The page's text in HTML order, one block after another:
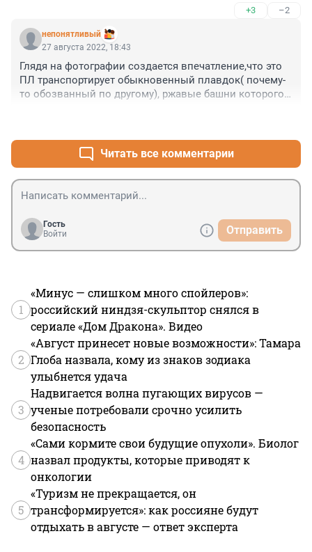
+3 –2
непонятливый
27 августа 2022, 18:43
Глядя на фотографии создается впечатление,что это
ПЛ транспортирует обыкновенный плавдок( почему-
то обозванный по другому), ржавые башни которого
Читать все комментарии
Гость
Войти
Отправить
1
«Минус — слишком много спойлеров»:
российский ниндзя-скульптор снялся в
сериале «Дом Дракона». Видео
2
«Август принесет новые возможности»: Тамара
Глоба назвала, кому из знаков зодиака
улыбнется удача
3
Надвигается волна пугающих вирусов —
ученые потребовали срочно усилить
безопасность
4
«Сами кормите свои будущие опухоли». Биолог
назвал продукты, которые приводят к
онкологии
5
«Туризм не прекращается, он
трансформируется»: как россияне будут
отдыхать в августе — ответ эксперта